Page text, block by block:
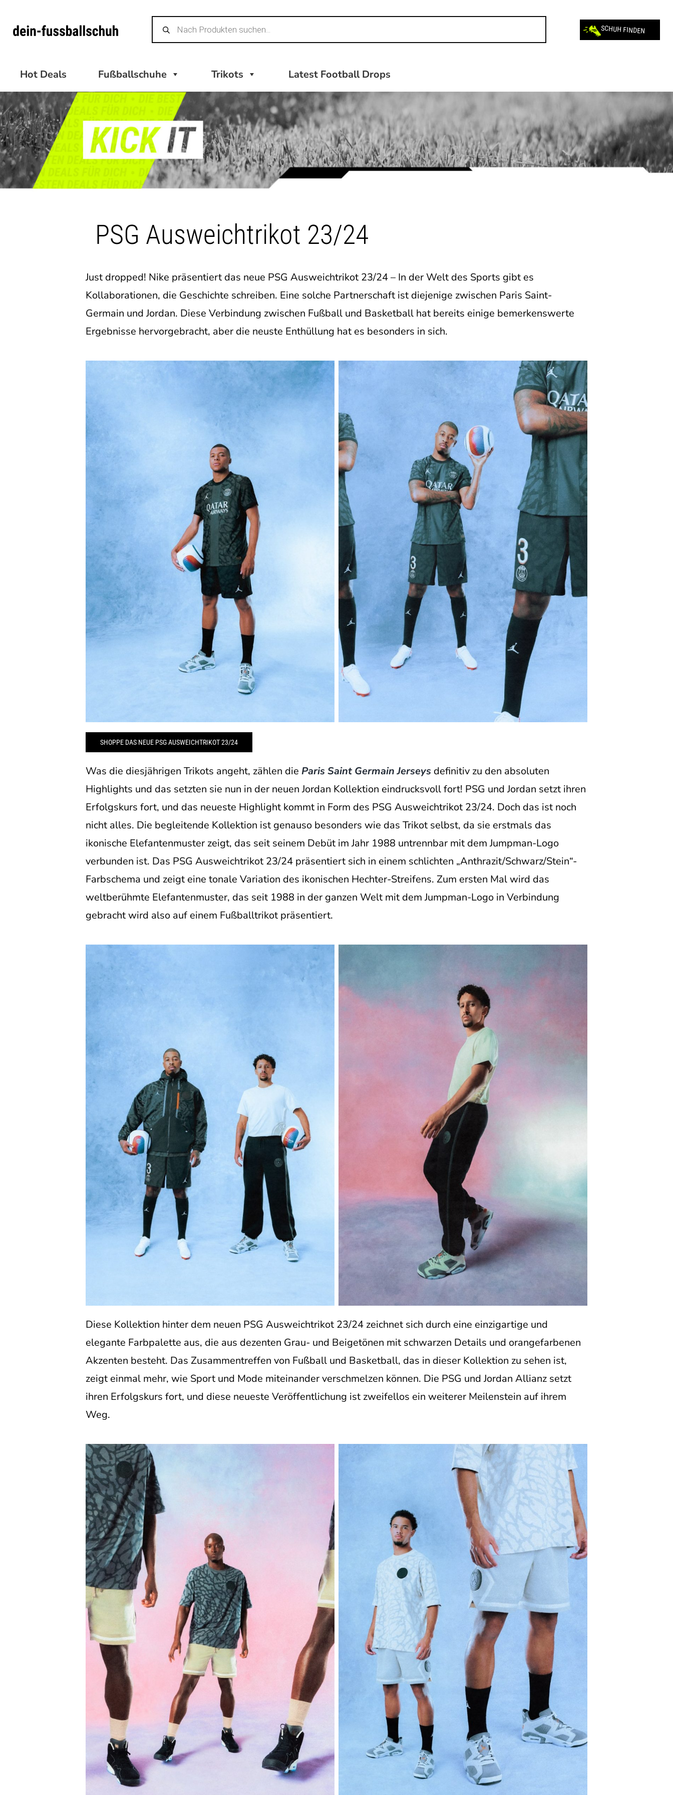
Inhalt
Products
search SCHUH FINDEN
Hot Deals Fußballschuhe Trikots Latest Football Drops
PSG Ausweichtrikot 23/24
Just dropped! Nike präsentiert das neue PSG Ausweichtrikot 23/24 – In der Welt des Sports gibt es
Kollaborationen, die Geschichte schreiben. Eine solche Partnerschaft ist diejenige zwischen Paris Saint-
Germain und Jordan. Diese Verbindung zwischen Fußball und Basketball hat bereits einige bemerkenswerte
Ergebnisse hervorgebracht, aber die neuste Enthüllung hat es besonders in sich.
SHOPPE DAS NEUE PSG AUSWEICHTRIKOT 23/24
Was die diesjährigen Trikots angeht, zählen die Paris Saint Germain Jerseys definitiv zu den absoluten
Highlights und das setzten sie nun in der neuen Jordan Kollektion eindrucksvoll fort! PSG und Jordan setzt ihren
Erfolgskurs fort, und das neueste Highlight kommt in Form des PSG Ausweichtrikot 23/24. Doch das ist noch
nicht alles. Die begleitende Kollektion ist genauso besonders wie das Trikot selbst, da sie erstmals das
ikonische Elefantenmuster zeigt, das seit seinem Debüt im Jahr 1988 untrennbar mit dem Jumpman-Logo
verbunden ist. Das PSG Ausweichtrikot 23/24 präsentiert sich in einem schlichten „Anthrazit/Schwarz/Stein“-
Farbschema und zeigt eine tonale Variation des ikonischen Hechter-Streifens. Zum ersten Mal wird das
weltberühmte Elefantenmuster, das seit 1988 in der ganzen Welt mit dem Jumpman-Logo in Verbindung
gebracht wird also auf einem Fußballtrikot präsentiert.
Diese Kollektion hinter dem neuen PSG Ausweichtrikot 23/24 zeichnet sich durch eine einzigartige und
elegante Farbpalette aus, die aus dezenten Grau- und Beigetönen mit schwarzen Details und orangefarbenen
Akzenten besteht. Das Zusammentreffen von Fußball und Basketball, das in dieser Kollektion zu sehen ist,
zeigt einmal mehr, wie Sport und Mode miteinander verschmelzen können. Die PSG und Jordan Allianz setzt
ihren Erfolgskurs fort, und diese neueste Veröffentlichung ist zweifellos ein weiterer Meilenstein auf ihrem
Weg.